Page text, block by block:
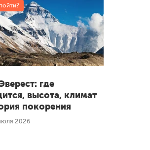
где
высота, климат
покорения
2026